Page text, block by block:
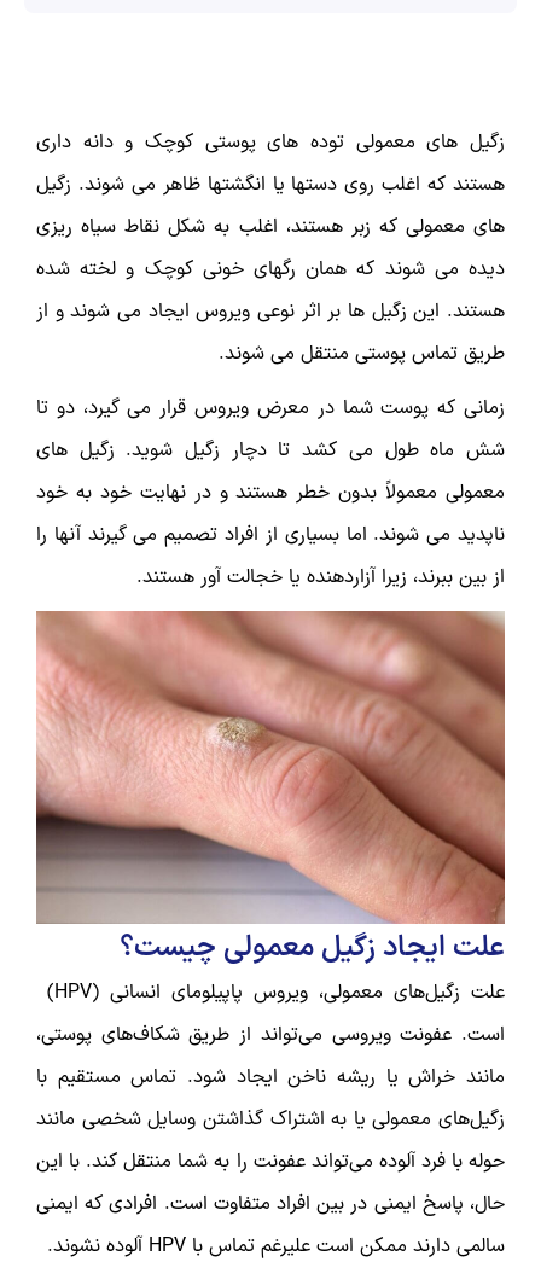
زگیل های معمولی توده های پوستی کوچک و دانه داری
هستند که اغلب روی دستها یا انگشتها ظاهر می شوند. زگیل
های معمولی که زبر هستند، اغلب به شکل نقاط سیاه ریزی
دیده می شوند که همان رگهای خونی کوچک و لخته شده
هستند. این زگیل ها بر اثر نوعی ویروس ایجاد می شوند و از
طریق تماس پوستی منتقل می شوند.
زمانی که پوست شما در معرض ویروس قرار می گیرد، دو تا
شش ماه طول می کشد تا دچار زگیل شوید. زگیل های
معمولی معمولاً بدون خطر هستند و در نهایت خود به خود
ناپدید می شوند. اما بسیاری از افراد تصمیم می گیرند آنها را
از بین ببرند، زیرا آزاردهنده یا خجالت آور هستند.
علت ایجاد زگیل معمولی چیست؟
علت زگیل‌های معمولی،
ویروس پاپیلومای انسانی (HPV)
است. عفونت ویروسی می‌تواند از طریق شکاف‌های پوستی،
مانند خراش یا ریشه ناخن ایجاد شود. تماس مستقیم با
زگیل‌های معمولی یا به اشتراک گذاشتن وسایل شخصی مانند
حوله با فرد آلوده می‌تواند عفونت را به شما منتقل کند. با این
حال، پاسخ ایمنی در بین افراد متفاوت است. افرادی که ایمنی
سالمی دارند ممکن است علیرغم تماس با HPV آلوده نشوند.